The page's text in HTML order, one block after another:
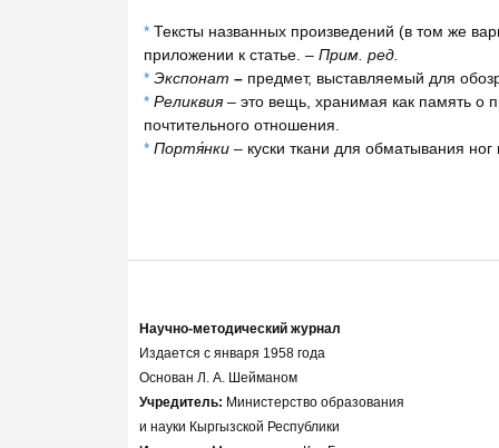
*Тексты названных произведений (в том же
приложении к статье. – Прим. ред.
* Экспонат – предмет, выставляемый для
* Реликвия– это вещь, хранимая как память о
почтительного отношения.
* Портя́нки– куски ткани для обматывания
Научно-методический журнал
Издается с января 1958 года
Основан Л. А. Шейманом
Учредитель: Министерство образования
и науки Кыргызской Республики